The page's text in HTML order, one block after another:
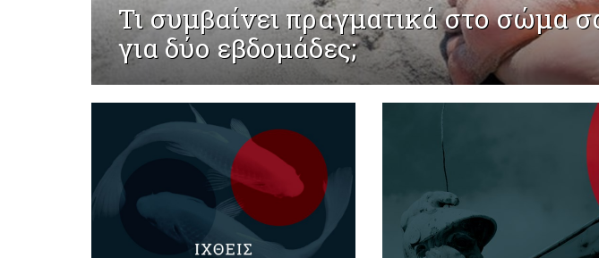
Τι συμβαίνει πραγματικά στο σώμα
για δύο εβδομάδες;